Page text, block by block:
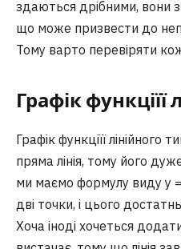
здаються дрібними, вони
що може призвести до
Тому варто перевіряти
Графік функціїї
Графік функціїї лінійного
пряма лінія, тому його
ми маємо формулу виду y
дві точки, і цього
Хоча іноді хочеться